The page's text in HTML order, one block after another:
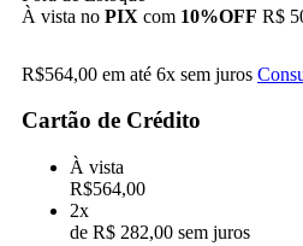
À vista no PIX com 10%OFF R$
R$564,00 em até 6x sem juros
Cartão de Crédito
À vista
R$564,00
2x
de R$ 282,00 sem juros